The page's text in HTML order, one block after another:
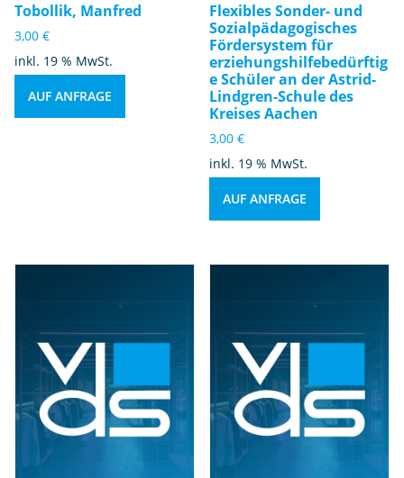
Tobollik, Manfred
3,00 €
inkl. 19 % MwSt.
AUF ANFRAGE
Flexibles Sonder- und
Sozialpädagogisches
Fördersystem für
erziehungshilfebedürftig
e Schüler an der Astrid-
Lindgren-Schule des
Kreises Aachen
3,00€
inkl. 19 % MwSt.
AUF ANFRAGE